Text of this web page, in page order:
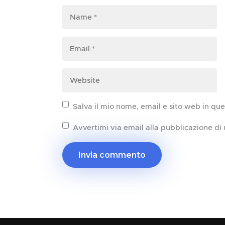
Salva il mio nome, email e sito web in
Avvertimi via email alla pubblicazione di